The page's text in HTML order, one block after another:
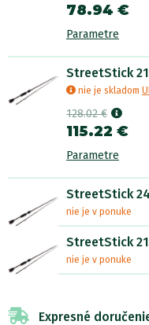
78.94 €
Parametre
StreetStick
nie je skladom
128.02 €
115.22 €
Parametre
StreetStick
nie je v ponuke
StreetStick
nie je v ponuke
Expresné